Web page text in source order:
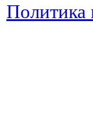
Политика